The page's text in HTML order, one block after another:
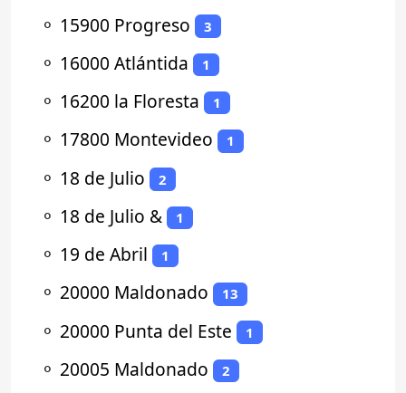
⚬ 15900 Progreso 3
⚬ 16000 Atlántida 1
⚬ 16200 la Floresta 1
⚬ 17800 Montevideo 1
⚬ 18 de Julio 2
⚬ 18 de Julio & 1
⚬ 19 de Abril 1
⚬ 20000 Maldonado 13
⚬ 20000 Punta del Este 1
⚬ 20005 Maldonado 2